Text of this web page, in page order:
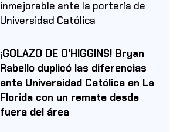
inmejorable ante la portería de
Universidad Católica
¡GOLAZO DE O'HIGGINS! Bryan
Rabello duplicó las diferencias
ante Universidad Católica en La
Florida con un remate desde
fuera del área